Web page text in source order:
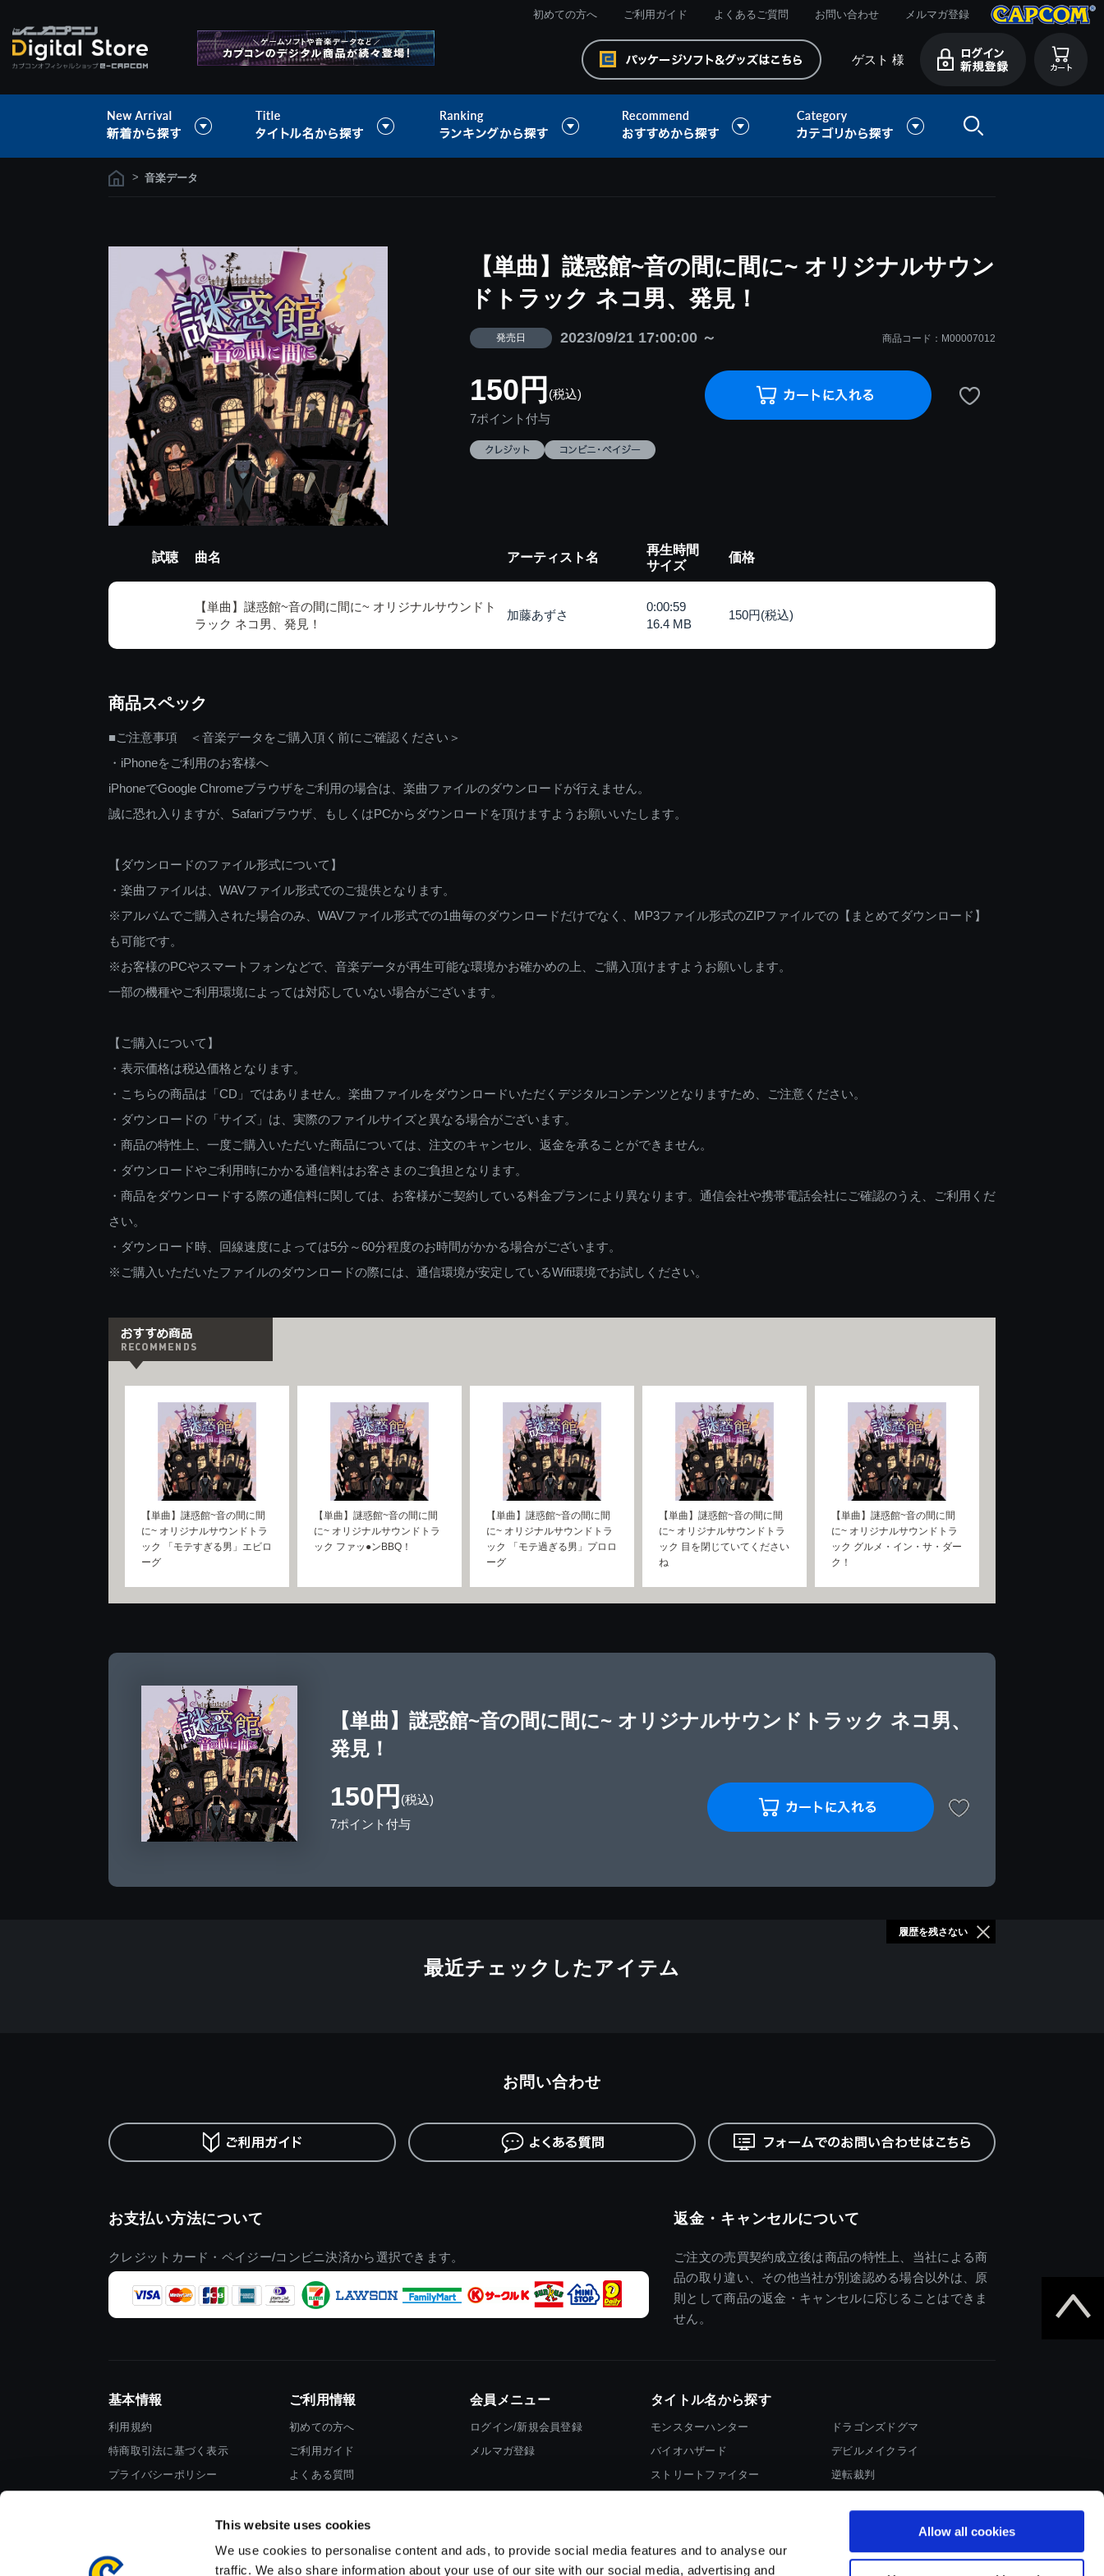
This website uses cookies
We use cookies to personalise content and ads, to provide social media features and to analyse our
traffic. We also share information about your use of our site with our social media, advertising and
Allow all cookies
初めての方へ ご利用ガイド よくあるご質問 お問い合わせ メルマガ登録
ゲスト 様
> 音楽データ
【単曲】謎惑館~音の間に間に~ オリジナルサウン
ドトラック ネコ男、発見！
発売日 2023/09/21 17:00:00 ～ 商品コード：M00007012
150円 (税込)
7ポイント付与
試聴 曲名 アーティスト名
再生時間
サイズ
価格
【単曲】謎惑館~音の間に間に~ オリジナルサウンドト
ラック ネコ男、発見！
加藤あずさ
0:00:59
16.4 MB
150円(税込)
商品スペック
■ご注意事項 ＜音楽データをご購入頂く前にご確認ください＞
・iPhoneをご利用のお客様へ
iPhoneでGoogle Chromeブラウザをご利用の場合は、楽曲ファイルのダウンロードが行えません。
誠に恐れ入りますが、Safariブラウザ、もしくはPCからダウンロードを頂けますようお願いいたします。
【ダウンロードのファイル形式について】
・楽曲ファイルは、WAVファイル形式でのご提供となります。
※アルバムでご購入された場合のみ、WAVファイル形式での1曲毎のダウンロードだけでなく、MP3ファイル形式のZIPファイルでの【まとめてダウンロード】
も可能です。
※お客様のPCやスマートフォンなどで、音楽データが再生可能な環境かお確かめの上、ご購入頂けますようお願いします。
一部の機種やご利用環境によっては対応していない場合がございます。
【ご購入について】
・表示価格は税込価格となります。
・こちらの商品は「CD」ではありません。楽曲ファイルをダウンロードいただくデジタルコンテンツとなりますため、ご注意ください。
・ダウンロードの「サイズ」は、実際のファイルサイズと異なる場合がございます。
・商品の特性上、一度ご購入いただいた商品については、注文のキャンセル、返金を承ることができません。
・ダウンロードやご利用時にかかる通信料はお客さまのご負担となります。
・商品をダウンロードする際の通信料に関しては、お客様がご契約している料金プランにより異なります。通信会社や携帯電話会社にご確認のうえ、ご利用くだ
さい。
・ダウンロード時、回線速度によっては5分～60分程度のお時間がかかる場合がございます。
※ご購入いただいたファイルのダウンロードの際には、通信環境が安定しているWifi環境でお試しください。
【単曲】謎惑館~音の間に間
に~ オリジナルサウンドトラ
ック 「モテすぎる男」エビロ
ーグ
【単曲】謎惑館~音の間に間
に~ オリジナルサウンドトラ
ック ファッ●ンBBQ！
【単曲】謎惑館~音の間に間
に~ オリジナルサウンドトラ
ック 「モテ過ぎる男」プロロ
ーグ
【単曲】謎惑館~音の間に間
に~ オリジナルサウンドトラ
ック 目を閉じていてください
ね
【単曲】謎惑館~音の間に間
に~ オリジナルサウンドトラ
ック グルメ・イン・サ・ダー
ク！
【単曲】謎惑館~音の間に間に~ オリジナルサウンドトラック ネコ男、
発見！
150円 (税込)
7ポイント付与
最近チェックしたアイテム
履歴を残さない
お支払い方法について
クレジットカード・ペイジー/コンビニ決済から選択できます。
返金・キャンセルについて
ご注文の売買契約成立後は商品の特性上、当社による商
品の取り違い、その他当社が別途認める場合以外は、原
則として商品の返金・キャンセルに応じることはできま
せん。
お問い合わせ
基本情報
利用規約
特商取引法に基づく表示
プライバシーポリシー
ご利用情報
初めての方へ
ご利用ガイド
よくある質問
会員メニュー
ログイン/新規会員登録
メルマガ登録
タイトル名から探す
モンスターハンター
バイオハザード
ストリートファイター
ドラゴンズドグマ
デビルメイクライ
逆転裁判